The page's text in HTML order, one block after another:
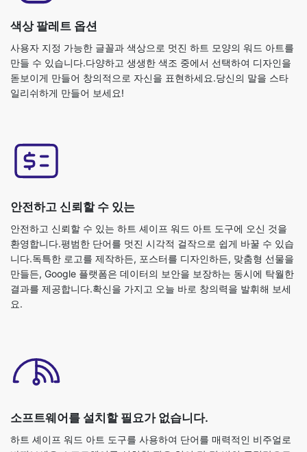
색상 팔레트 옵션
사용자 지정 가능한 글꼴과 색상으로 멋진 하트 모양의 워드 아트를
만들 수 있습니다.다양하고 생생한 색조 중에서 선택하여 디자인을
돋보이게 만들어 창의적으로 자신을 표현하세요.당신의 말을 스타
일리쉬하게 만들어 보세요!
안전하고 신뢰할 수 있는
안전하고 신뢰할 수 있는 하트 셰이프 워드 아트 도구에 오신 것을
환영합니다.평범한 단어를 멋진 시각적 걸작으로 쉽게 바꿀 수 있습
니다.독특한 로고를 제작하든, 포스터를 디자인하든, 맞춤형 선물을
만들든, Google 플랫폼은 데이터의 보안을 보장하는 동시에 탁월한
결과를 제공합니다.확신을 가지고 오늘 바로 창의력을 발휘해 보세
요.
소프트웨어를 설치할 필요가 없습니다.
하트 셰이프 워드 아트 도구를 사용하여 단어를 매력적인 비주얼로